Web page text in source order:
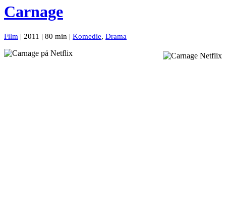
Carnage
Film | 2011 | 80 min | Komedie, Drama